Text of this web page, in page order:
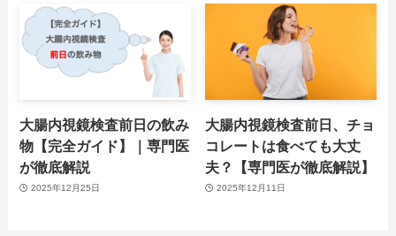
大腸内視鏡検査前日の飲み
物【完全ガイド】｜専門医
が徹底解説
2025年12月25日
大腸内視鏡検査前日、チョ
コレートは食べても大丈
夫？【専門医が徹底解説】
2025年12月11日